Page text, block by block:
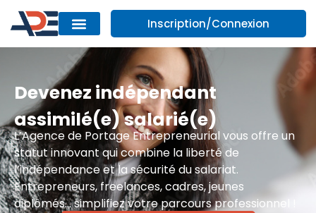
Inscription/Connexion
Devenez indépendant
assimilé(e) salarié(e)
L’Agence de Portage Entrepreneurial vous offre un
statut innovant qui combine la liberté de
l’indépendance et la sécurité du salariat.
Entrepreneurs, freelances, cadres, jeunes
diplômés… simplifiez votre parcours professionnel !